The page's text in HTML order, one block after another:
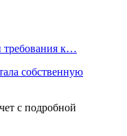
требования к…
собственную